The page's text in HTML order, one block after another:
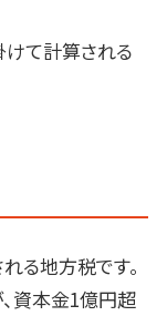
て計算される
る地方税です。
資本金1億円超